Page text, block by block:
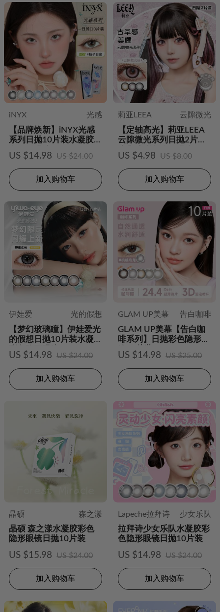
iNYX
光感
【品牌焕新】iNYX光感
系列日抛10片装水凝胶彩
色隐形眼镜
US $14.98 US $24.00
加入购物车
莉亚LEEA
云隙微光
【定轴高光】莉亚LEEA
云隙微光系列日抛2片装
水凝胶彩色隐形眼镜
US $4.98 US $8.00
加入购物车
伊娃爱
光的假想
【梦幻玻璃瞳】伊娃爱光
的假想日抛10片装水凝胶
彩色隐形眼镜
US $14.98 US $24.00
加入购物车
GLAM UP美幕
告白咖啡
GLAM UP美幕【告白咖
啡系列】日抛彩色隐形眼
镜10片装
US $14.98 US $25.00
加入购物车
晶硕
森之漾
晶硕 森之漾水凝胶彩色
隐形眼镜日抛10片装
US $15.98 US $24.00
加入购物车
Lapeche拉拜诗
少女乐队
拉拜诗少女乐队水凝胶彩
色隐形眼镜日抛10片装
US $14.98 US $24.00
加入购物车